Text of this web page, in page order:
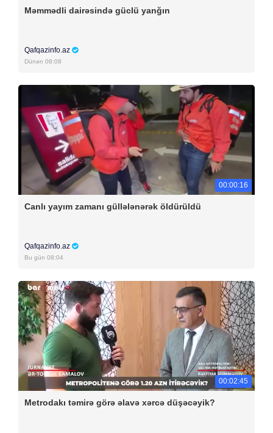
Məmmədli dairəsində güclü yanğın
Qafqazinfo.az
Dünən 08:08
00:00:16
Canlı yayım zamanı güllələnərək öldürüldü
Qafqazinfo.az
Bu gün 08:04
00:02:45
Metrodakı təmirə görə əlavə xərcə düşəcəyik?